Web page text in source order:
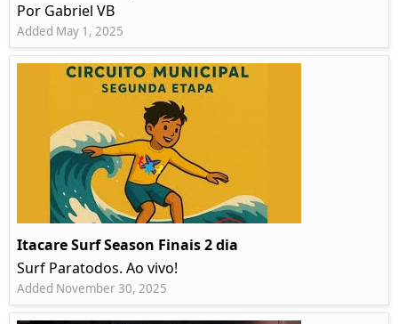
Por Gabriel VB
Added May 1, 2025
Itacare Surf Season Finais 2 dia
Surf Paratodos. Ao vivo!
Added November 30, 2025